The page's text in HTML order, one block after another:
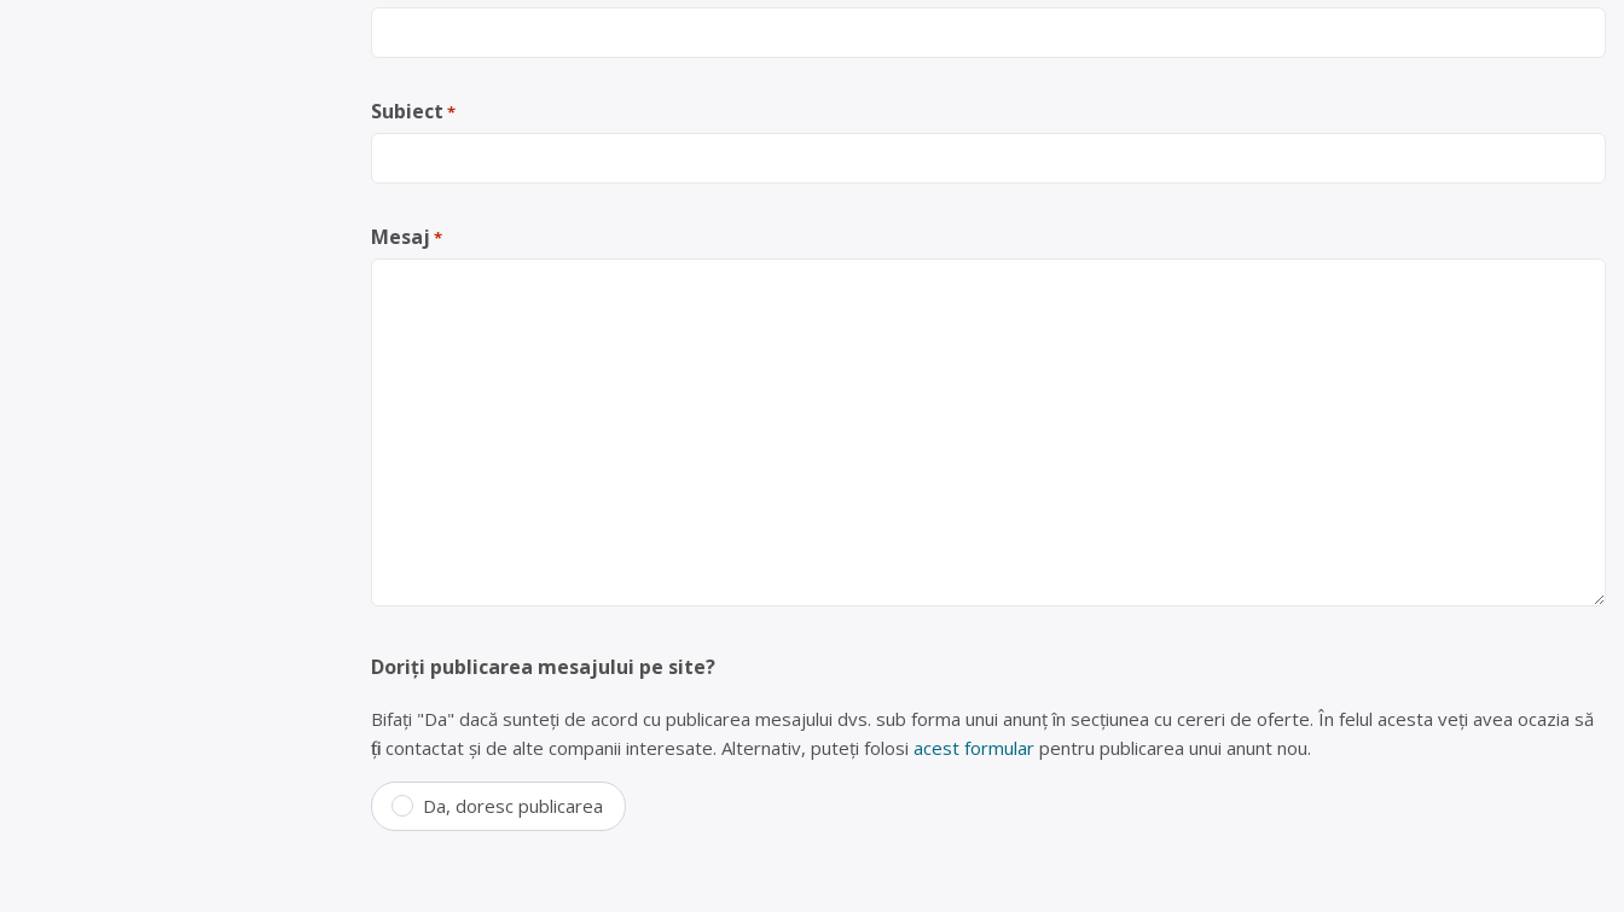
Subiect *
Mesaj *
Doriți publicarea mesajului pe site?
Bifați "Da" dacă sunteți de acord cu publicarea mesajului dvs. sub forma unui anunț în secțiunea cu cereri de oferte. În felul acesta veți avea ocazia să
fiți contactat și de alte companii interesate. Alternativ, puteți folosi acest formular pentru publicarea unui anunt nou.
Da, doresc publicarea